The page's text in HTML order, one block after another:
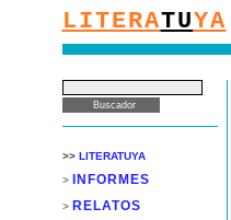
LITERATUYA
>> LITERATUYA
>
INFORMES
> RELATOS